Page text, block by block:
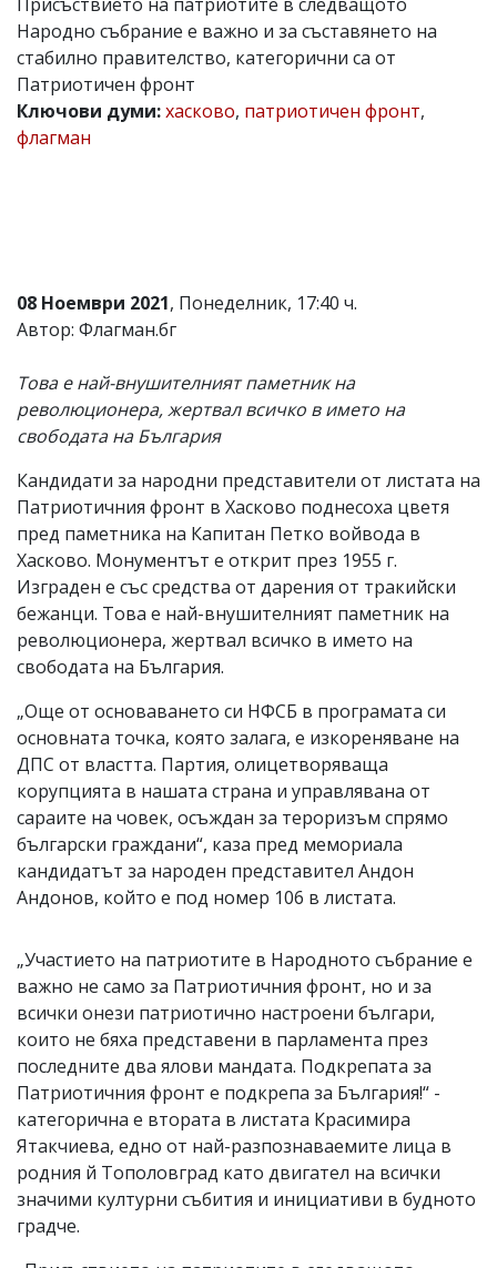
Коментарите
под
статиите
се
въвеждат
от
читателите
Ако
откриете
обиден
вас
коментар,
моля
сигнализирайте
Народно събрание е важно и за съставянето на
стабилно правителство, категорични са от
Патриотичен фронт
Ключови думи:хасково, патриотичен фронт,
флагман
08 Ноември 2021, Понеделник, 17:40 ч.
Автор: Флагман.бг
Това е най-внушителният паметник на
революционера, жертвал всичко в името на
свободата на България
Кандидати за народни представители от листата на
Патриотичния фронт в Хасково поднесоха цветя
пред паметника на Капитан Петко войвода в
Хасково. Монументът е открит през 1955 г.
Изграден е със средства от дарения от тракийски
бежанци. Това е най-внушителният паметник на
революционера, жертвал всичко в името на
свободата на България.
„Още от основаването си НФСБ в програмата си
основната точка, която залага, е изкореняване на
ДПС от властта. Партия, олицетворяваща
корупцията в нашата страна и управлявана от
сараите на човек, осъждан за тероризъм спрямо
български граждани“, каза пред мемориала
кандидатът за народен представител Андон
Андонов, който е под номер 106 в листата.
„Участието на патриотите в Народното събрание е
важно не само за Патриотичния фронт, но и за
всички онези патриотично настроени българи,
които не бяха представени в парламента през
последните два ялови мандата. Подкрепата за
Патриотичния фронт е подкрепа за България!“ -
категорична е втората в листата Красимира
Ятакчиева, едно от най-разпознаваемите лица в
родния й Тополовград като двигател на всички
значими културни събития и инициативи в будното
градче.